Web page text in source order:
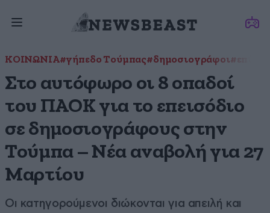
ΚΟΙΝΩΝΙΑ#γήπεδο Τούμπας#δημοσιογράφοι
Στο αυτόφωρο οι 8 οπαδοί
του ΠΑΟΚ για το επεισόδιο
σε δημοσιογράφους στην
Τούμπα – Νέα αναβολή για 27
Μαρτίου
Οι κατηγορούμενοι διώκονται για απειλή και